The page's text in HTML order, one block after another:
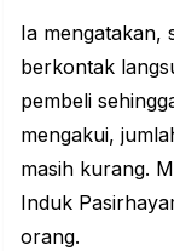
Ia mengatakan,
berkontak
pembeli
mengakui,
masih kurang.
Induk
orang.